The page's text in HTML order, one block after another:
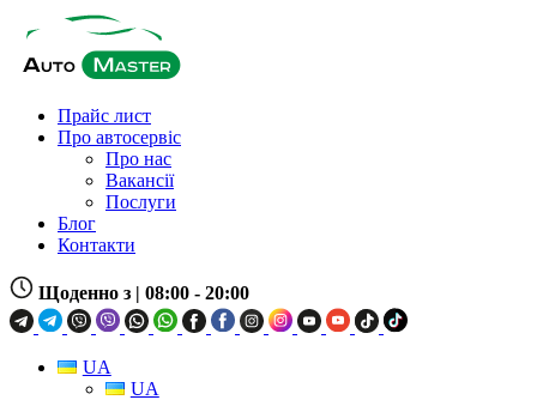
Прайс лист
Про автосервіс
Про нас
Вакансії
Послуги
Блог
Контакти
Щоденно з | 08:00 - 20:00
UA
UA